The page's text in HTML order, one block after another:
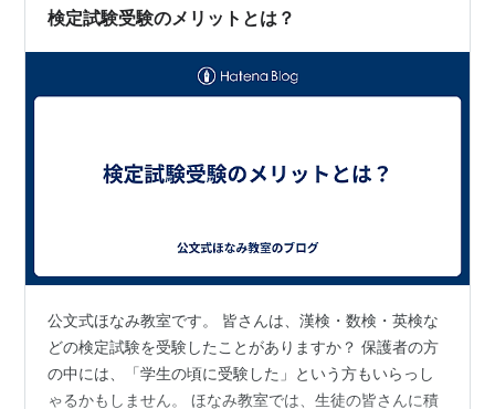
い。 中国語も同じ。いや、英語のときもなかったわ。 も
検定試験受験のメリットとは？
公文式ほなみ教室です。 皆さんは、漢検・数検・英検な
どの検定試験を受験したことがありますか？ 保護者の方
の中には、「学生の頃に受験した」という方もいらっし
ゃるかもしません。 ほなみ教室では、生徒の皆さんに積